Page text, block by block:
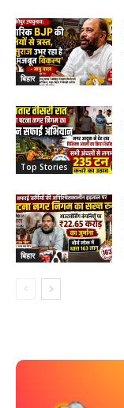
बिहार
Top Stories
बिहार